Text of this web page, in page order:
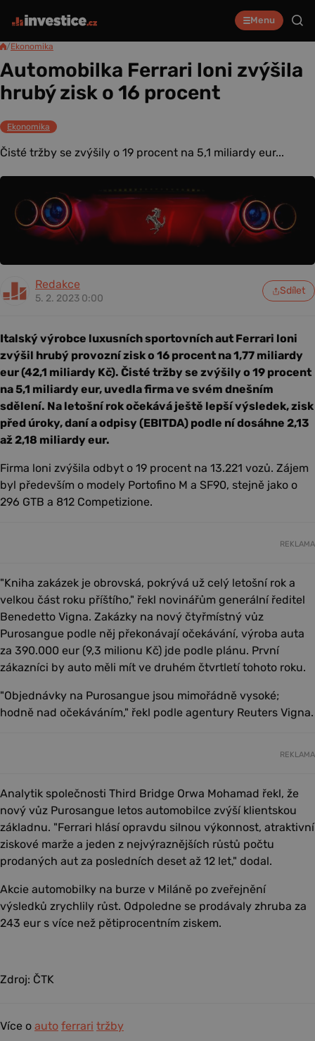
Menu
/Ekonomika
Automobilka Ferrari loni zvýšila
hrubý zisk o 16 procent
Ekonomika
Čisté tržby se zvýšily o 19 procent na 5,1 miliardy eur...
Redakce
5. 2. 2023 0:00
Sdílet
Italský výrobce luxusních sportovních aut Ferrari loni
zvýšil hrubý provozní zisk o 16 procent na 1,77 miliardy
eur (42,1 miliardy Kč). Čisté tržby se zvýšily o 19 procent
na 5,1 miliardy eur, uvedla firma ve svém dnešním
sdělení. Na letošní rok očekává ještě lepší výsledek, zisk
před úroky, daní a odpisy (EBITDA) podle ní dosáhne 2,13
až 2,18 miliardy eur.
Firma loni zvýšila odbyt o 19 procent na 13.221 vozů. Zájem
byl především o modely Portofino M a SF90, stejně jako o
296 GTB a 812 Competizione.
REKLAMA
"Kniha zakázek je obrovská, pokrývá už celý letošní rok a
velkou část roku příštího," řekl novinářům generální ředitel
Benedetto Vigna. Zakázky na nový čtyřmístný vůz
Purosangue podle něj překonávají očekávání, výroba auta
za 390.000 eur (9,3 milionu Kč) jde podle plánu. První
zákazníci by auto měli mít ve druhém čtvrtletí tohoto roku.
"Objednávky na Purosangue jsou mimořádně vysoké;
hodně nad očekáváním," řekl podle agentury Reuters Vigna.
REKLAMA
Analytik společnosti Third Bridge Orwa Mohamad řekl, že
nový vůz Purosangue letos automobilce zvýší klientskou
základnu. "Ferrari hlásí opravdu silnou výkonnost, atraktivní
ziskové marže a jeden z nejvýraznějších růstů počtu
prodaných aut za posledních deset až 12 let," dodal.
Akcie automobilky na burze v Miláně po zveřejnění
výsledků zrychlily růst. Odpoledne se prodávaly zhruba za
243 eur s více než pětiprocentním ziskem.
Zdroj: ČTK
Více o auto ferrari tržby